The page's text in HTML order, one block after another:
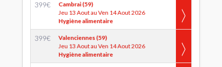
399€
Cambrai (59)
Jeu 13 Aout au Ven 14 Aout 2026
Hygiène alimentaire
399€
Valenciennes (59)
Jeu 13 Aout au Ven 14 Aout 2026
Hygiène alimentaire